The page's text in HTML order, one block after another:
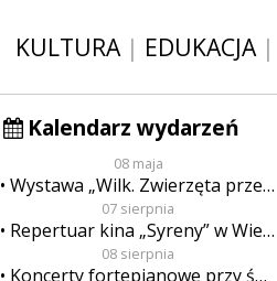
KULTURA| EDUKACJA|
Kalendarz wydarzeń
08 maja
Wystawa „Wilk. Zwierzęta przeklęte”
07 sierpnia
Repertuar kina „Syreny” w Wieluniu w dn. od 7 do 13 sierpnia
08 sierpnia
Koncerty fortepianowe przy świecach